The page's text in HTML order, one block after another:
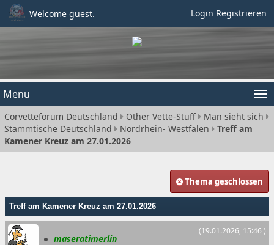
Welcome guest. Login Registrieren
Menu
Corvetteforum Deutschland Other Vette-Stuff
Man sieht sich
Stammtische Deutschland
Nordrhein- Westfalen
Treff am
Kamener Kreuz am 27.01.2026
Thema geschlossen
Treff am Kamener Kreuz am 27.01.2026
(19.01.2026, 15:46 )
maseratimerlin